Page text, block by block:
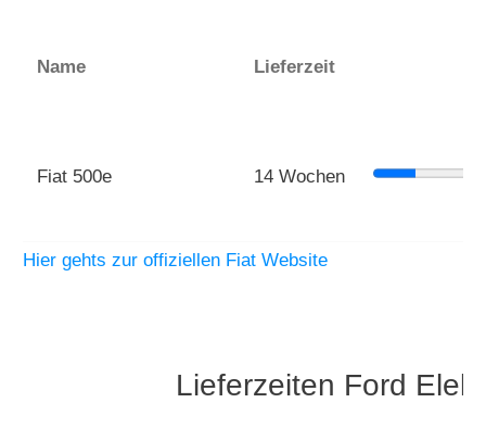
Name Lieferzeit
Fiat 500e 14 Wochen
Hier gehts zur offiziellen Fiat Website
Lieferzeiten Ford